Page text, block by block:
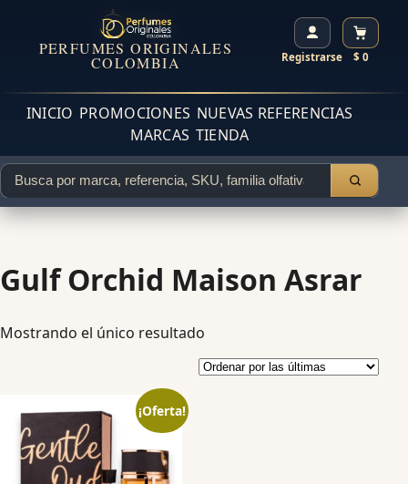
PERFUMES ORIGINALES
COLOMBIA Registrarse $ 0
INICIO PROMOCIONES NUEVAS REFERENCIAS
MARCAS TIENDA
Gulf Orchid Maison Asrar
Mostrando el único resultado
¡Oferta!